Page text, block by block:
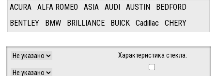
ACURA ALFA ROMEO ASIA AUDI AUSTIN
BEDFORD
BENTLEY
BMW BRILLIANCE BUICK Cadillac
CHERY
DAF/IVECO/FIAT/FORD (Van/Tracks)
DAIHATSU
DODGE
FERRARI
FIAT GEELY
Характеристика стекла: